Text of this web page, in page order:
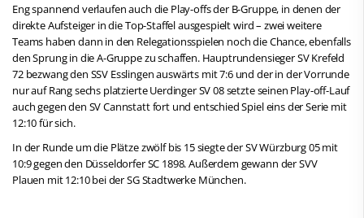
Eng spannend verlaufen auch die Play-offs der B-Gruppe, in denen der
direkte Aufsteiger in die Top-Staffel ausgespielt wird – zwei weitere
Teams haben dann in den Relegationsspielen noch die Chance, ebenfalls
den Sprung in die A-Gruppe zu schaffen. Hauptrundensieger SV Krefeld
72 bezwang den SSV Esslingen auswärts mit 7:6 und der in der Vorrunde
nur auf Rang sechs platzierte Uerdinger SV 08 setzte seinen Play-off-Lauf
auch gegen den SV Cannstatt fort und entschied Spiel eins der Serie mit
12:10 für sich.
In der Runde um die Plätze zwölf bis 15 siegte der SV Würzburg 05 mit
10:9 gegen den Düsseldorfer SC 1898. Außerdem gewann der SVV
Plauen mit 12:10 bei der SG Stadtwerke München.